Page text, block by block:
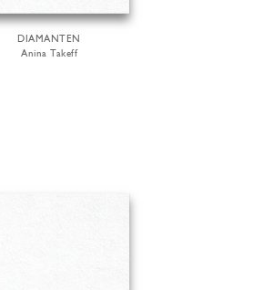
DIAMANTEN
Anina Takeff